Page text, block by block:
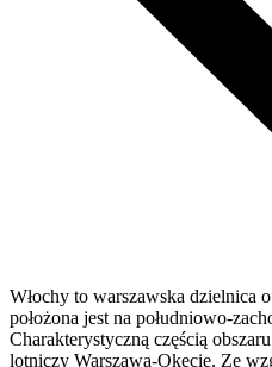
Włochy to warszawska dzielnica
położona jest na południowo-
Charakterystyczną częścią
lotniczy Warszawa-Okęcie. Ze